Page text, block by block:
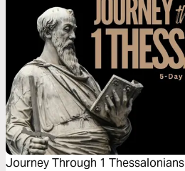
Journey Through 1 Thessalonians